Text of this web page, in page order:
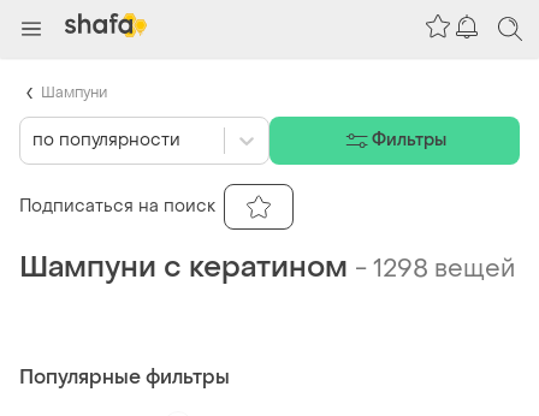
Шампуни с кератином -1298 вещей
Популярные фильтры
по популярности Фильтры
Подписаться на поиск
Шампуни